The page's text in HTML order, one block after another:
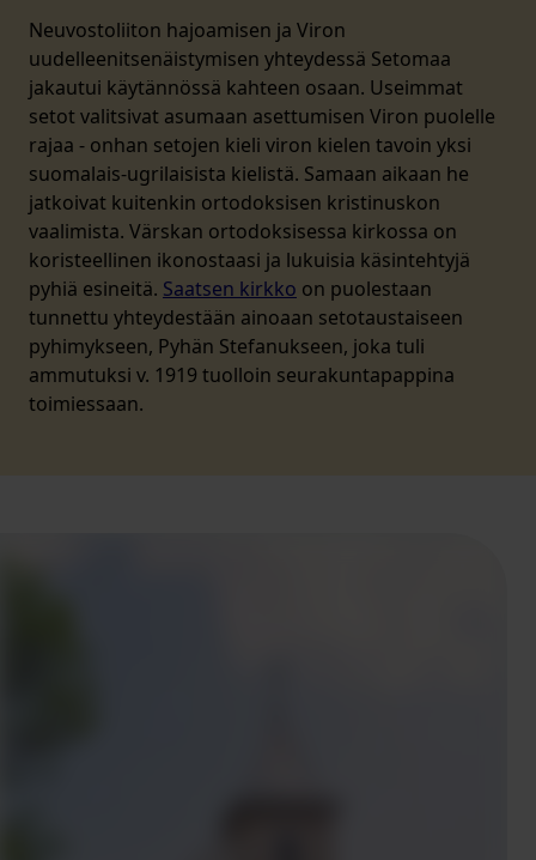
Neuvostoliiton hajoamisen ja Viron
uudelleenitsenäistymisen yhteydessä Setomaa
jakautui käytännössä kahteen osaan. Useimmat
setot valitsivat asumaan asettumisen Viron puolelle
rajaa - onhan setojen kieli viron kielen tavoin yksi
suomalais-ugrilaisista kielistä. Samaan aikaan he
jatkoivat kuitenkin ortodoksisen kristinuskon
vaalimista. Värskan ortodoksisessa kirkossa on
koristeellinen ikonostaasi ja lukuisia käsintehtyjä
pyhiä esineitä. Saatsen kirkko on puolestaan
tunnettu yhteydestään ainoaan setotaustaiseen
pyhimykseen, Pyhän Stefanukseen, joka tuli
ammutuksi v. 1919 tuolloin seurakuntapappina
toimiessaan.